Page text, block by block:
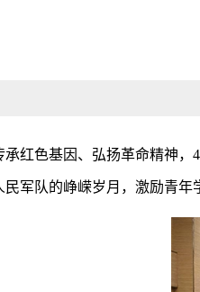
承红色基因、弘扬革命精神，
民军队的峥嵘岁月，激励青年